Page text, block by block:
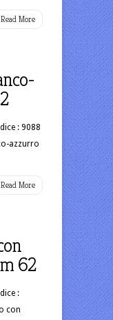
Read More
: 9088
azzurro
Read More
62
:
con